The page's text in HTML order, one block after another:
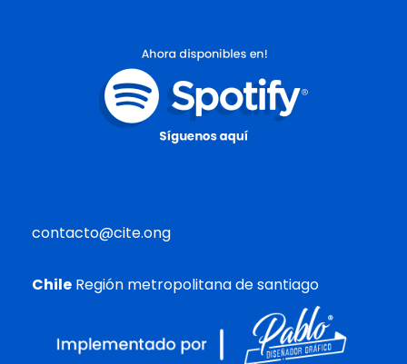
contacto@cite.ong
Chile Región metropolitana de santiago